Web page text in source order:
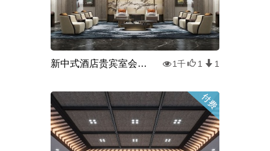
新中式酒店贵宾室会客室3d模型 1千 1 1